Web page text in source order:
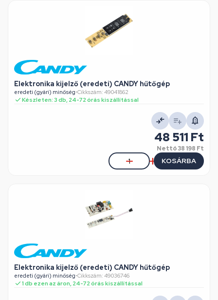
Elektronika kijelző (eredeti) CANDY hűtőgép
eredeti (gyári) minőség•Cikkszám: 49041862
Készleten: 3 db, 24-72 órás kiszállítással
48 511 Ft
Nettó38 198 Ft
KOSÁRBA
Elektronika kijelző (eredeti) CANDY hűtőgép
eredeti (gyári) minőség•Cikkszám: 49036746
1 db ezen az áron, 24-72 órás kiszállítással